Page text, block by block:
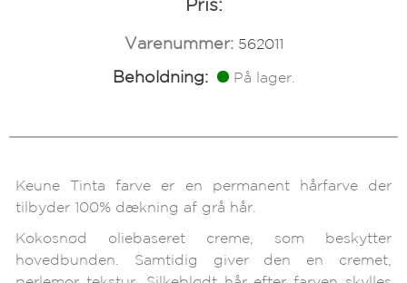
Pris:
Varenummer: 562011
Beholdning: På lager.
Keune Tinta farve er en permanent hårfarve der
tilbyder 100% dækning af grå hår.
Kokosnød oliebaseret creme, som beskytter
hovedbunden. Samtidig giver den en cremet,